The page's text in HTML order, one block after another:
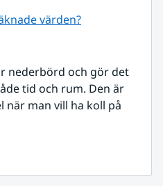
värden?
nederbörd och gör det
tid och rum. Den är
man vill ha koll på